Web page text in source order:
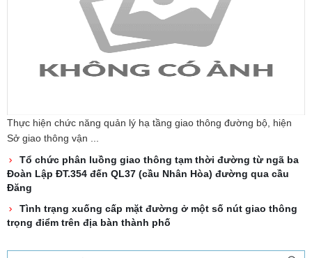
Thực hiện chức năng quản lý hạ tầng giao thông đường bộ, hiện
Sở giao thông vận ...
Tổ chức phân luồng giao thông tạm thời đường từ ngã ba
Đoàn Lập ĐT.354 đến QL37 (cầu Nhân Hòa) đường qua cầu
Đăng
Tình trạng xuống cấp mặt đường ở một số nút giao thông
trọng điểm trên địa bàn thành phố